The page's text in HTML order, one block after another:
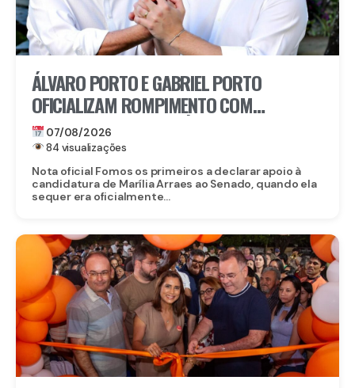
ÁLVARO PORTO E GABRIEL PORTO
OFICIALIZAM ROMPIMENTO COM
CANDIDATURA DE MARÍLIA ARRAES AO
SENADO
07/08/2026
84 visualizações
Nota oficial Fomos os primeiros a declarar apoio à
candidatura de Marília Arraes ao Senado, quando ela
sequer era oficialmente...